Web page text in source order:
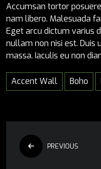
Accumsan tortor
nam libero. Malesuada
Eget arcu dictum varius
nullam non nisi est.
massa. Iaculis eu non
Accent Wall Boho
PREVIOUS